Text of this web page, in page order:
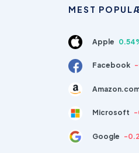
MEST
Apple
Facebook -
Microsoft -
Google -